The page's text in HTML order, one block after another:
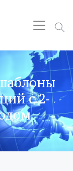
с 2-